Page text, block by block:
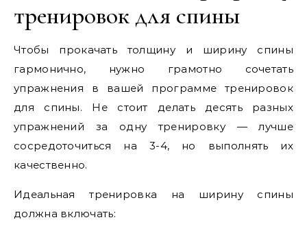
тренировок для спины
Чтобы прокачать толщину и ширину спины
гармонично, нужно грамотно сочетать
упражнения в вашей программе тренировок
для спины. Не стоит делать десять разных
упражнений за одну тренировку — лучше
сосредоточиться на 3-4, но выполнять их
качественно.
Идеальная тренировка на ширину спины
должна включать: